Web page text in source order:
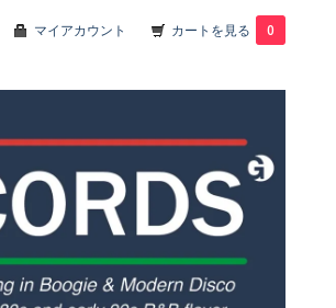
マイアカウント カートを見る 0